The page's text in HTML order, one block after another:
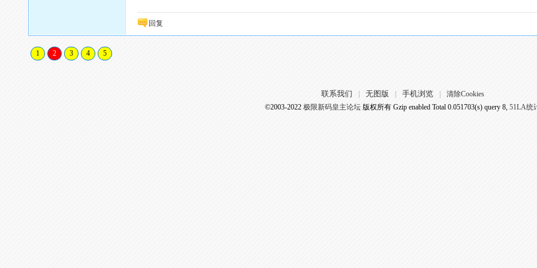
回复
1 2 3 4 5
联系我们 无图版 手机浏览
清除Cookies
©2003-2022 极限新码皇主论坛版权所有 Gzip enabled Total 0.051703(s) query 8, 51LA统